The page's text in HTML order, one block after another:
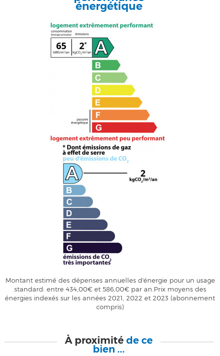
énergétique
Montant estimé des dépenses annuelles d'énergie pour un usage
standard: entre 434,00€ et 586,00€ par an.Prix moyens des
énergies indexés sur les années 2021, 2022 et 2023 (abonnement
compris)
À proximitéde ce
bien ...